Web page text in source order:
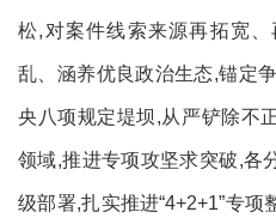
松,对案件线索来源再拓宽
乱、涵养优良政治生态,锚定
央八项规定堤坝,从严铲除不
领域,推进专项攻坚求突破,各
级部署,扎实推进“4+2+1”专